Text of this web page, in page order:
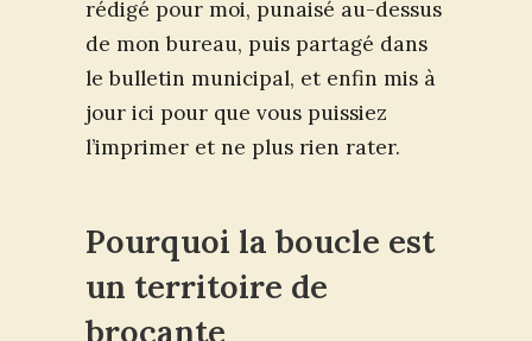
rédigé pour moi, punaisé au-dessus
de mon bureau, puis partagé dans
le bulletin municipal, et enfin mis à
jour ici pour que vous puissiez
l’imprimer et ne plus rien rater.
Pourquoi la boucle est
un territoire de
brocante